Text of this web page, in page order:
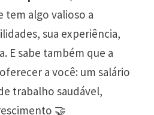
tem algo valioso a
sua experiência,
E sabe também que a
a você: um salário
trabalho saudável,
🤝